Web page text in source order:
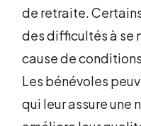
de retraite.
des difficultés à se
cause de
Les bénévoles
qui leur assure une